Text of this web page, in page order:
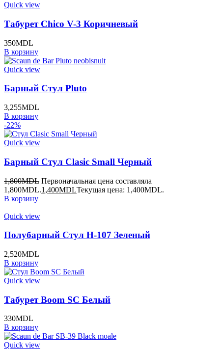
Quick view
Табурет Chico V-3 Коричневый
350MDL
В корзину
Quick view
Барный Стул Pluto
3,255MDL
В корзину
-22%
Quick view
Барный Стул Clasic Small Черный
1,800MDL Первоначальная цена составляла
1,800MDL.1,400MDLТекущая цена: 1,400MDL.
В корзину
Quick view
Полубарный Стул H-107 Зеленый
2,520MDL
В корзину
Quick view
Табурет Boom SC Белый
330MDL
В корзину
Quick view